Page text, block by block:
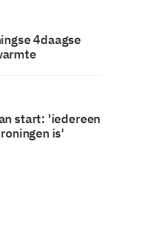
4daagse
start: 'iedereen
is'